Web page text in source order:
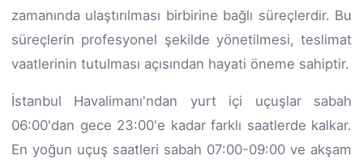
zamanında ulaştırılması birbirine bağlı süreçlerdir. Bu
süreçlerin profesyonel şekilde yönetilmesi, teslimat
vaatlerinin tutulması açısından hayati öneme sahiptir.
İstanbul Havalimanı'ndan yurt içi uçuşlar sabah
06:00'dan gece 23:00'e kadar farklı saatlerde kalkar.
En yoğun uçuş saatleri sabah 07:00-09:00 ve akşam